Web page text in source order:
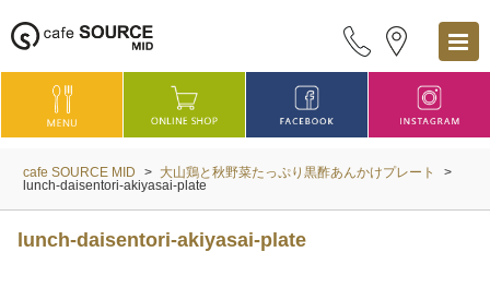
cafe SOURCE MID > 大山鶏と秋野菜たっぷり黒酢あんかけプレート
>
lunch-daisentori-akiyasai-plate
lunch-daisentori-akiyasai-plate